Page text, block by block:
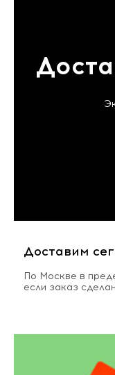
Доставим
По Москве в
если заказ